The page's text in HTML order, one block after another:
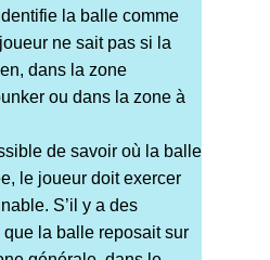
la balle comme
ne sait pas si la
dans la zone
ou dans la zone à
de savoir où la balle
le joueur doit exercer
S’il y a des
la balle reposait sur